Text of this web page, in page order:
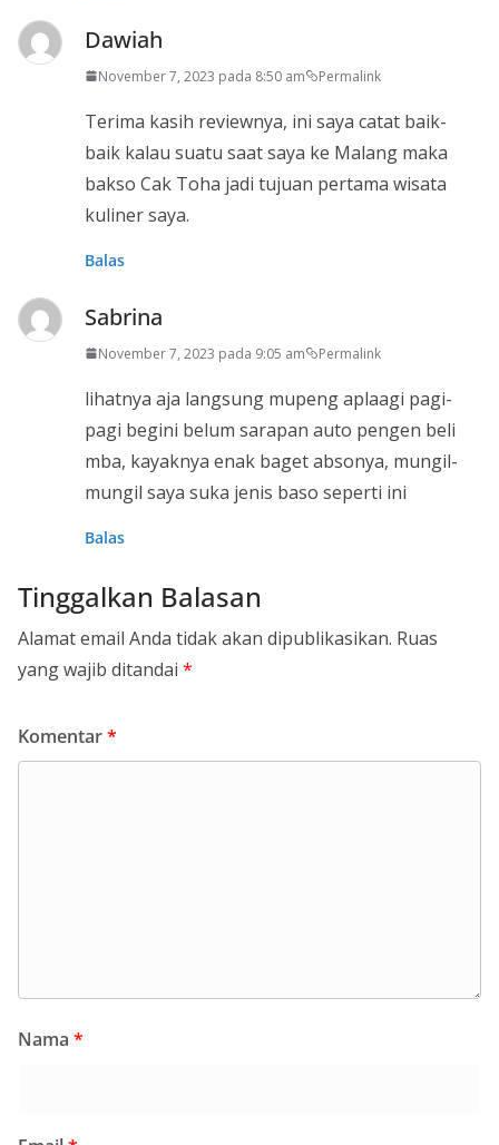
Dawiah
November 7, 2023 pada 8:50 am Permalink
Terima kasih reviewnya, ini saya catat baik-
baik kalau suatu saat saya ke Malang maka
bakso Cak Toha jadi tujuan pertama wisata
kuliner saya.
Balas
Sabrina
November 7, 2023 pada 9:05 am Permalink
lihatnya aja langsung mupeng aplaagi pagi-
pagi begini belum sarapan auto pengen beli
mba, kayaknya enak baget absonya, mungil-
mungil saya suka jenis baso seperti ini
Balas
Tinggalkan Balasan
Alamat email Anda tidak akan dipublikasikan. Ruas
yang wajib ditandai *
Komentar*
Nama *